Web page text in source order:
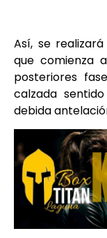
Así, se
que comienza
posteriores
calzada
debida